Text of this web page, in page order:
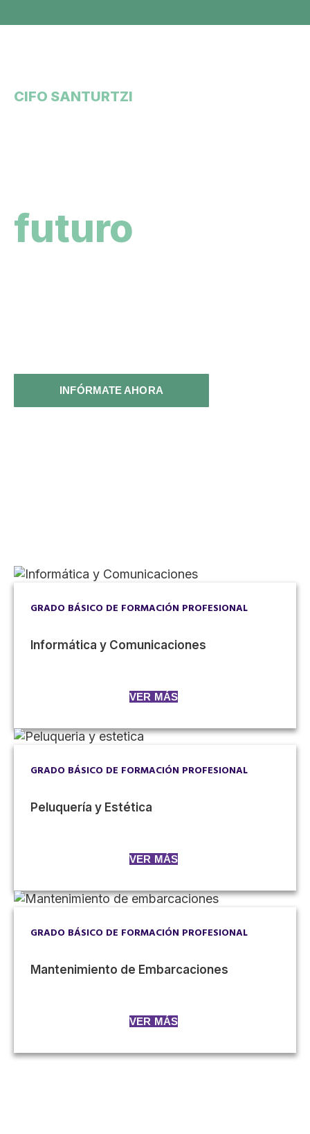
CIFO SANTURTZI
futuro
INFÓRMATE AHORA
GRADO BÁSICO DE FORMACIÓN PROFESIONAL
Informática y Comunicaciones
VER MÁS
GRADO BÁSICO DE FORMACIÓN PROFESIONAL
Peluquería y Estética
VER MÁS
GRADO BÁSICO DE FORMACIÓN PROFESIONAL
Mantenimiento de Embarcaciones
VER MÁS